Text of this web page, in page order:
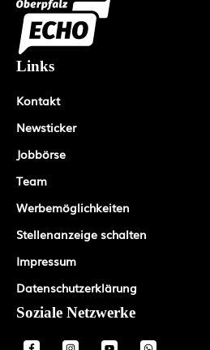
Links
Kontakt
Newsticker
Jobbörse
Team
Werbemöglichkeiten
Stellenanzeige schalten
Impressum
Datenschutzerklärung
Soziale Netzwerke